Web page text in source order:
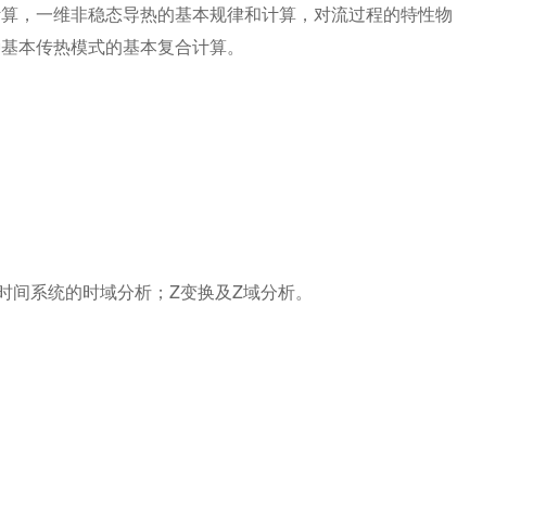
，一维非稳态导热的基本规律和计算，对流过程的特性物
传热模式的基本复合计算。
系统的时域分析；Z变换及Z域分析。